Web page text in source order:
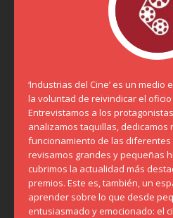
‘Industrias del Cine’ es un medio
la voluntad de reivindicar el
Entrevistamos a los
analizamos taquillas, dedicamos
funcionamiento de las
revisamos grandes y pequeñas
cubrimos la actualidad más
premios. Este es, también, un
aprender sobre lo que desde
entusiasmado y emocionado: el